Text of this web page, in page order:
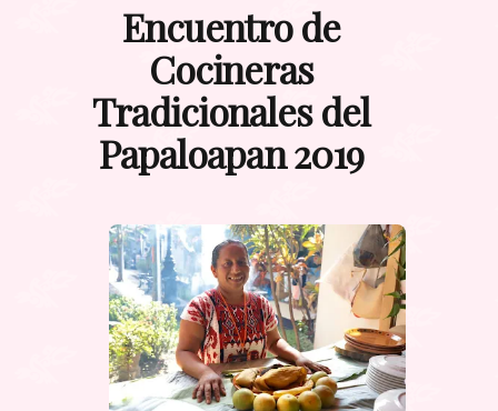
Encuentro de
Cocineras
Tradicionales del
Papaloapan 2019